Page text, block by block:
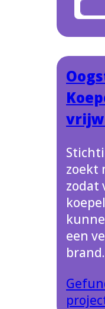
zoekt
zodat
een
brand.